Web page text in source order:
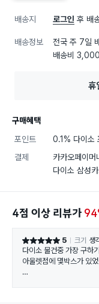
배송지 로그인 후 배
배송정보 전국 주 7일
배송비
휴
구매혜택
포인트
0.1% 다이소
결제
카카오페이
다이소 삼성
4점 이상 리뷰가
별점 5점 5 크기 생
다이소 물건중 가장 구하
아울렛점에 몇박스가 있